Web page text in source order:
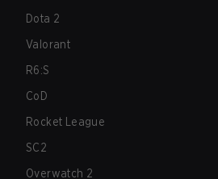
Dota 2
Valorant
R6:S
CoD
Rocket League
SC2
Overwatch 2